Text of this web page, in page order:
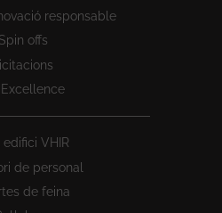
responsable
Spin offs
Excellence
edifici VHIR
de personal
de feina